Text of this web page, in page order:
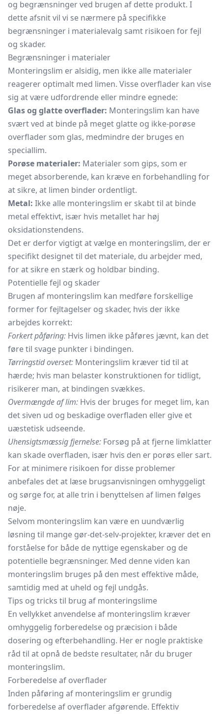
og begrænsninger ved brugen af dette produkt. I
dette afsnit vil vi se nærmere på specifikke
begrænsninger i materialevalg samt risikoen for fejl
og skader.
Begrænsninger i materialer
Monteringslim er alsidig, men ikke alle materialer
reagerer optimalt med limen. Visse overflader kan vise
sig at være udfordrende eller mindre egnede:
Glas og glatte overflader: Monteringslim kan have
svært ved at binde på meget glatte og ikke-porøse
overflader som glas, medmindre der bruges en
speciallim.
Porøse materialer: Materialer som gips, som er
meget absorberende, kan kræve en forbehandling for
at sikre, at limen binder ordentligt.
Metal: Ikke alle monteringslim er skabt til at binde
metal effektivt, især hvis metallet har høj
oksidationstendens.
Det er derfor vigtigt at vælge en monteringslim, der er
specifikt designet til det materiale, du arbejder med,
for at sikre en stærk og holdbar binding.
Potentielle fejl og skader
Brugen af monteringslim kan medføre forskellige
former for fejltagelser og skader, hvis der ikke
arbejdes korrekt:
Forkert påføring: Hvis limen ikke påføres jævnt, kan det
føre til svage punkter i bindingen.
Tørringstid overset: Monteringslim kræver tid til at
hærde; hvis man belaster konstruktionen for tidligt,
risikerer man, at bindingen svækkes.
Overmængde af lim: Hvis der bruges for meget lim, kan
det siven ud og beskadige overfladen eller give et
uæstetisk udseende.
Uhensigtsmæssig fjernelse: Forsøg på at fjerne limklatter
kan skade overfladen, især hvis den er porøs eller sart.
For at minimere risikoen for disse problemer
anbefales det at læse brugsanvisningen omhyggeligt
og sørge for, at alle trin i benyttelsen af limen følges
nøje.
Selvom monteringslim kan være en uundværlig
løsning til mange gør-det-selv-projekter, kræver det en
forståelse for både de nyttige egenskaber og de
potentielle begrænsninger. Med denne viden kan
monteringslim bruges på den mest effektive måde,
samtidig med at uheld og fejl undgås.
Tips og tricks til brug af monteringslime
En vellykket anvendelse af monteringslim kræver
omhyggelig forberedelse og præcision i både
dosering og efterbehandling. Her er nogle praktiske
råd til at opnå de bedste resultater, når du bruger
monteringslim.
Forberedelse af overflader
Inden påføring af monteringslim er grundig
forberedelse af overflader afgørende. Effektiv